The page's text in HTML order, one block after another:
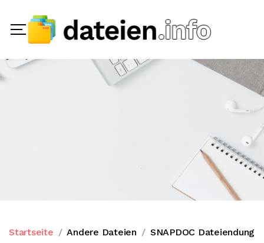
Startseite Andere Dateien SNAPDOC Dateiendung